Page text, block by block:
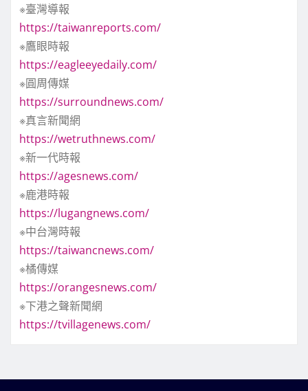
※臺灣導報
https://taiwanreports.com/
※鷹眼時報
https://eagleeyedaily.com/
※圓周傳媒
https://surroundnews.com/
※真言新聞網
https://wetruthnews.com/
※新一代時報
https://agesnews.com/
※鹿港時報
https://lugangnews.com/
※中台灣時報
https://taiwancnews.com/
※橘傳媒
https://orangesnews.com/
※下港之聲新聞網
https://tvillagenews.com/